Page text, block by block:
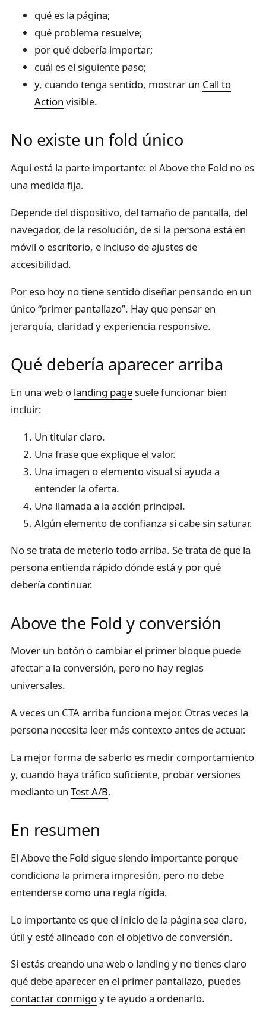
qué es la página;
qué problema resuelve;
por qué debería importar;
cuál es el siguiente paso;
y, cuando tenga sentido, mostrar un Call to
Action visible.
No existe un fold único
Aquí está la parte importante: el Above the Fold no es
una medida fija.
Depende del dispositivo, del tamaño de pantalla, del
navegador, de la resolución, de si la persona está en
móvil o escritorio, e incluso de ajustes de
accesibilidad.
Por eso hoy no tiene sentido diseñar pensando en un
único “primer pantallazo”. Hay que pensar en
jerarquía, claridad y experiencia responsive.
Qué debería aparecer arriba
En una web o landing pagesuele funcionar bien
incluir:
Un titular claro.
Una frase que explique el valor.
Una imagen o elemento visual si ayuda a
entender la oferta.
Una llamada a la acción principal.
Algún elemento de confianza si cabe sin saturar.
No se trata de meterlo todo arriba. Se trata de que la
persona entienda rápido dónde está y por qué
debería continuar.
Above the Fold y conversión
Mover un botón o cambiar el primer bloque puede
afectar a la conversión, pero no hay reglas
universales.
A veces un CTA arriba funciona mejor. Otras veces la
persona necesita leer más contexto antes de actuar.
La mejor forma de saberlo es medir comportamiento
y, cuando haya tráfico suficiente, probar versiones
mediante un Test A/B.
En resumen
El Above the Fold sigue siendo importante porque
condiciona la primera impresión, pero no debe
entenderse como una regla rígida.
Lo importante es que el inicio de la página sea claro,
útil y esté alineado con el objetivo de conversión.
Si estás creando una web o landing y no tienes claro
qué debe aparecer en el primer pantallazo, puedes
contactar conmigoy te ayudo a ordenarlo.